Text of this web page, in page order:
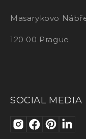
Masarykovo
120 00 Prague
SOCIAL MEDIA